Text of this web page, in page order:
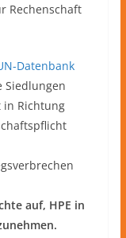
Rechenschaft
Datenbank
Siedlungen
Richtung
auf, HPE in